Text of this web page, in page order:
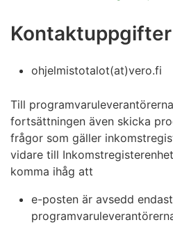
ohjelmistotalot(at)vero.fi
Till
fortsättningen även skicka
frågor som gäller
vidare till
komma ihåg att
e-posten är avsedd